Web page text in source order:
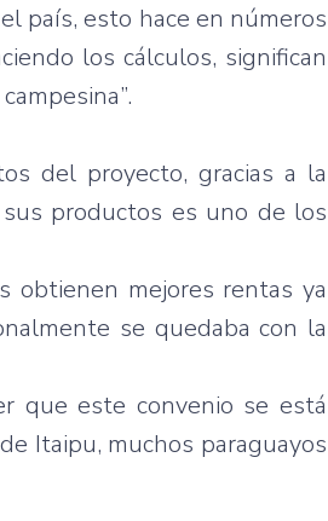
país,esto hace en números
loscálculos, significan
campesina”.
del proyecto, gracias a la
sus productos es uno de los
obtienen mejores rentas ya
se quedaba con la
que este convenio seestá
de Itaipu, muchos paraguayos